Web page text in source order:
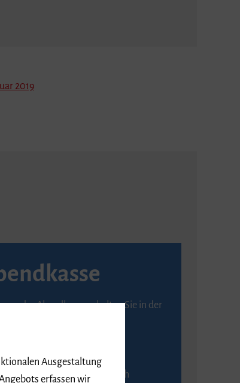
2019
an der Abendkasse erhalten Sie in der
Abendkasse ist ausschließlich
Ausgestaltung
erfassen wir